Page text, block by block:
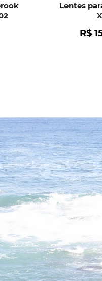
Lentes
R$